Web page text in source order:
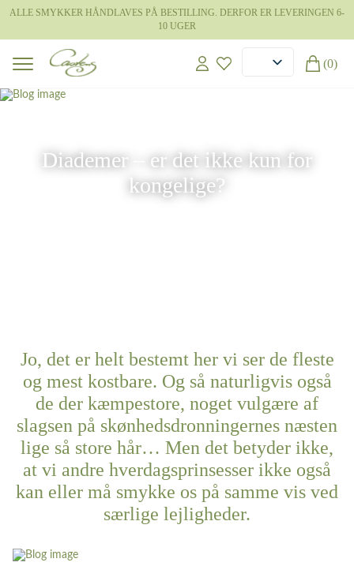
ALLE SMYKKER HÅNDLAVES PÅ BESTILLING. DERFOR ER LEVERINGEN 6-
10 UGER
(0)
Diademer – er det ikke kun for
kongelige?
Jo, det er helt bestemt her vi ser de fleste
og mest kostbare. Og så naturligvis også
de der kæmpestore, noget vulgære af
slagsen på skønhedsdronningernes næsten
lige så store hår… Men det betyder ikke,
at vi andre hverdagsprinsesser ikke også
kan eller må smykke os på samme vis ved
særlige lejligheder.